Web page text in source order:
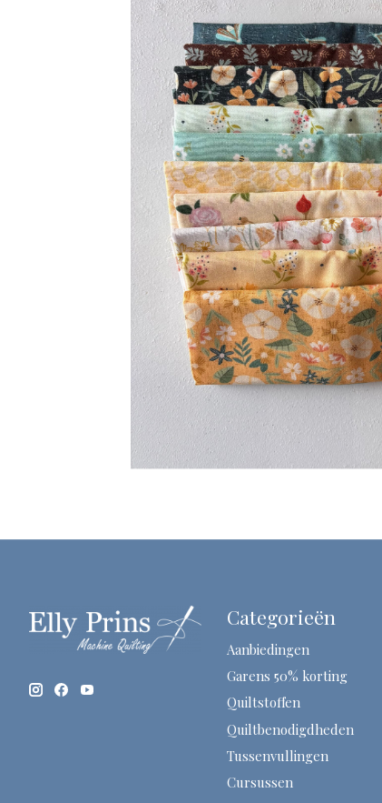
Categorieën
Aanbiedingen
Garens 50% korting
Quiltstoffen
Quiltbenodigdheden
Tussenvullingen
Cursussen